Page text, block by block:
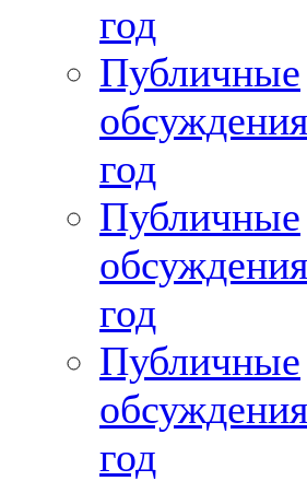
год
Публичные
год
Публичные
год
Публичные
год